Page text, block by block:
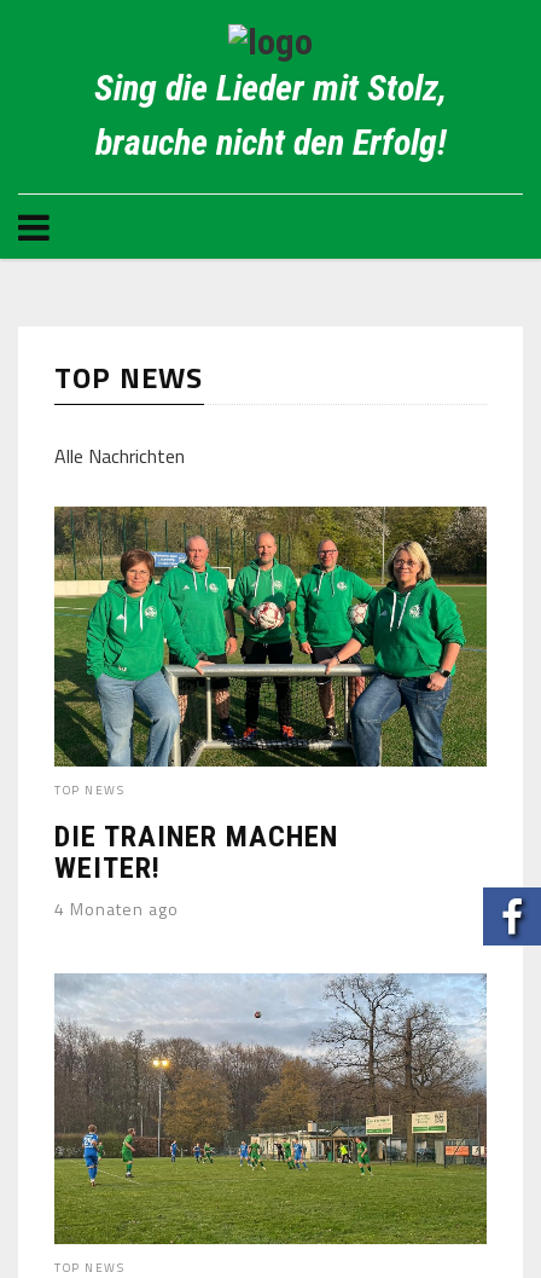
Sing die Lieder mit Stolz,
brauche nicht den Erfolg!
TOP NEWS
Alle Nachrichten
TOP NEWS
DIE TRAINER MACHEN
WEITER!
4 Monaten ago
TOP NEWS